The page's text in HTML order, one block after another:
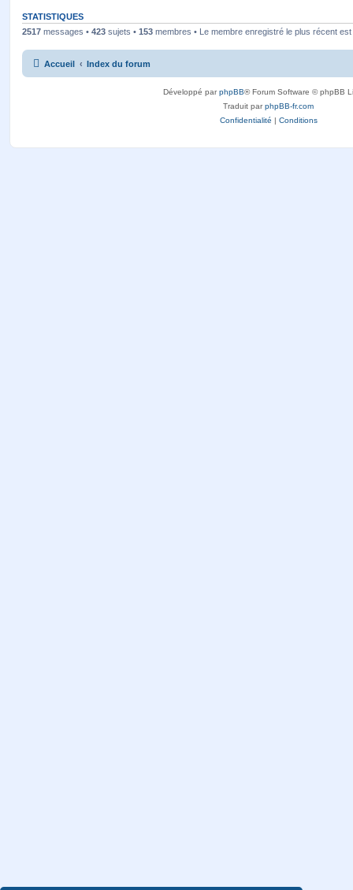
STATISTIQUES
2517 messages • 423 sujets • 153 membres • Le membre enregistré le plus récent est
Accueil Index du forum
Développé parphpBB® Forum Software © phpBB
Traduit parphpBB-fr.com
Confidentialité | Conditions